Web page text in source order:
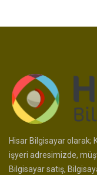
Hisar Bilgisayar olarak;
işyeri adresimizde,
Bilgisayar satış,